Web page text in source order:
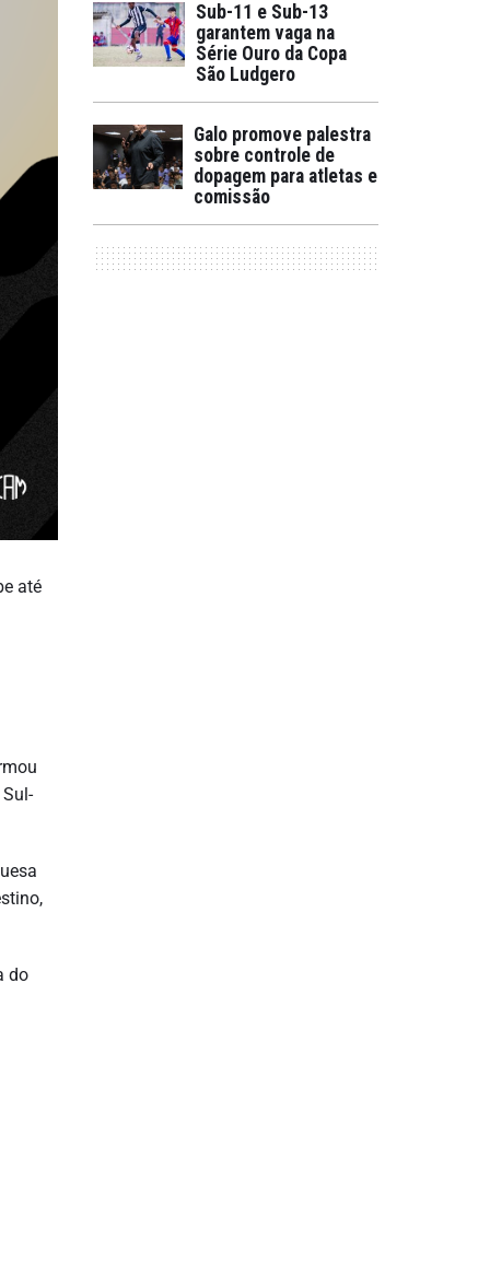
até
do
Sub-11 e Sub-13
garantem vaga na
Série Ouro da Copa
São Ludgero
Galo promove palestra
sobre controle de
dopagem para atletas e
comissão